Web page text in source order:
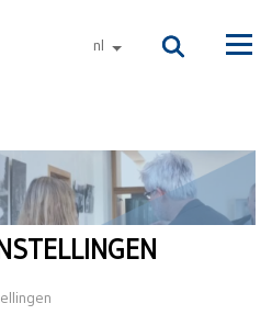
nl andere talen